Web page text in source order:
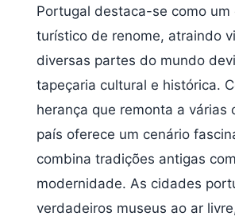
Portugal destaca-se como um
turístico de renome, atraindo
diversas partes do mundo
tapeçaria cultural e histórica.
herança que remonta a várias
país oferece um cenário
combina tradições antigas com
modernidade. As cidades
verdadeiros museus ao ar